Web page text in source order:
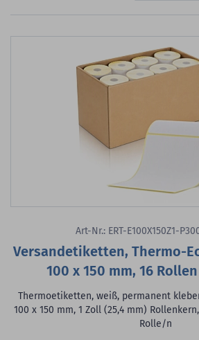
Art-Nr.: ERT-E100X150Z1-
Versandetiketten, Thermo-
100 x 150 mm, 16
Thermoetiketten, weiß, permanent
100 x 150 mm, 1 Zoll (25,4 mm)
Rolle/n